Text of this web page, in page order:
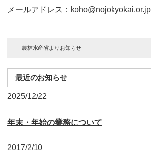
メールアドレス：koho@nojokyokai.or.jp
農林水産省よりお知らせ
最近のお知らせ
2025/12/22
年末・年始の業務について
2017/2/10